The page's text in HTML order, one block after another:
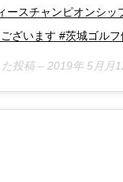
ースチャンピオンシッ
ざいます #茨城ゴル
投稿 – 2019年 5月月